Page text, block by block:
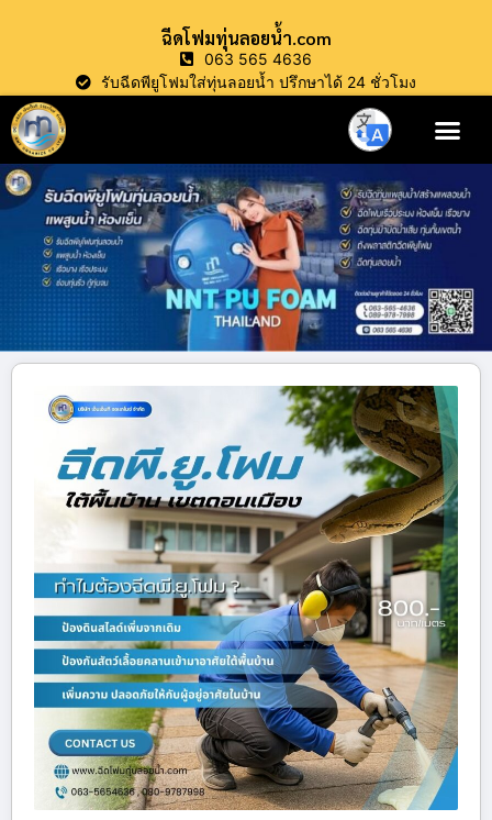
ฉีดโฟมทุ่นลอยน้ำ.com
063 565 4636
รับฉีดพียูโฟมใส่ทุ่นลอยน้ำ ปรึกษาได้ 24 ชั่วโมง